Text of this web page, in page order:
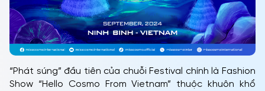
“Phát súng” đầu tiên của chuỗi Festival chính là Fashion
Show “Hello Cosmo From Vietnam” thuộc khuôn khổ